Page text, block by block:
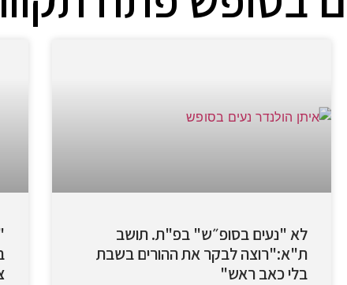
לא "נעים בסופ״ש" בפ"ת. תושב
ת"א:"רוצה לבקר את ההורים בשבת
בלי כאב ראש"